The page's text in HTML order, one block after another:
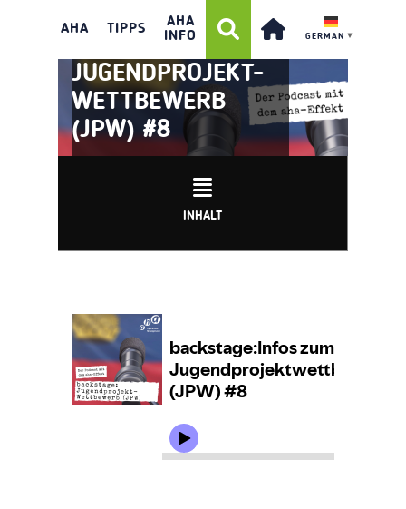
AHA TIPPS
AHA
INFO
GERMAN ▼
BACKSTAGE:INFOS
JUGENDPROJEKT-
WETTBEWERB
(JPW) #8
INHALT